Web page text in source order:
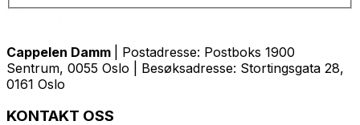
Cappelen Damm
| Postadresse: Postboks 1900
Sentrum, 0055 Oslo | Besøksadresse: Stortingsgata 28,
0161 Oslo
KONTAKT OSS